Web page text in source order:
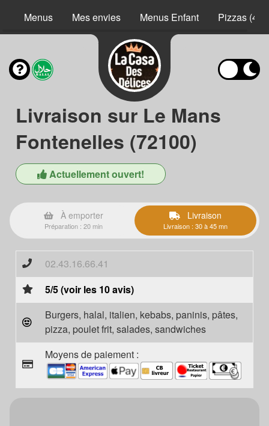
Menus Mes envies Menus Enfant Pizzas (40
Livraison sur Le Mans
Fontenelles (72100)
Actuellement ouvert!
À emporter
Préparation : 20 min
Livraison
Livraison : 30 à 45 mn
02.43.16.66.41
5/5 (voir les 10 avis)
Burgers, halal, italien, kebabs, paninis, pâtes,
pizza, poulet frit, salades, sandwiches
Moyens de paiement :